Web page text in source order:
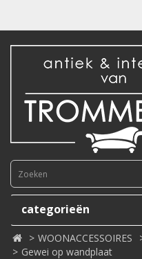
categorieën
WOONACCESSOIRES
Gewei op wandplaat